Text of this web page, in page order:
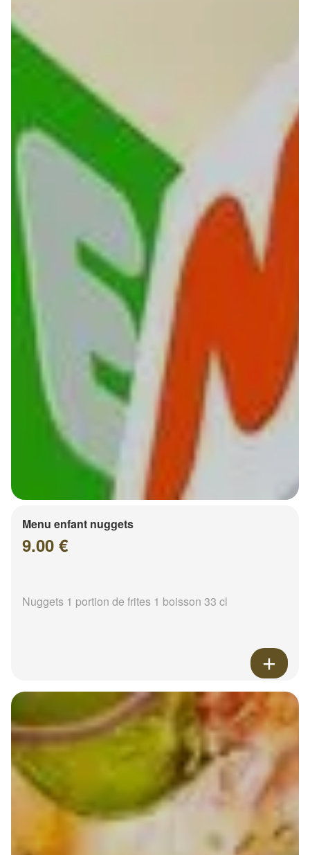
Menu enfant nuggets
9.00 €
Nuggets 1 portion de frites 1 boisson 33 cl